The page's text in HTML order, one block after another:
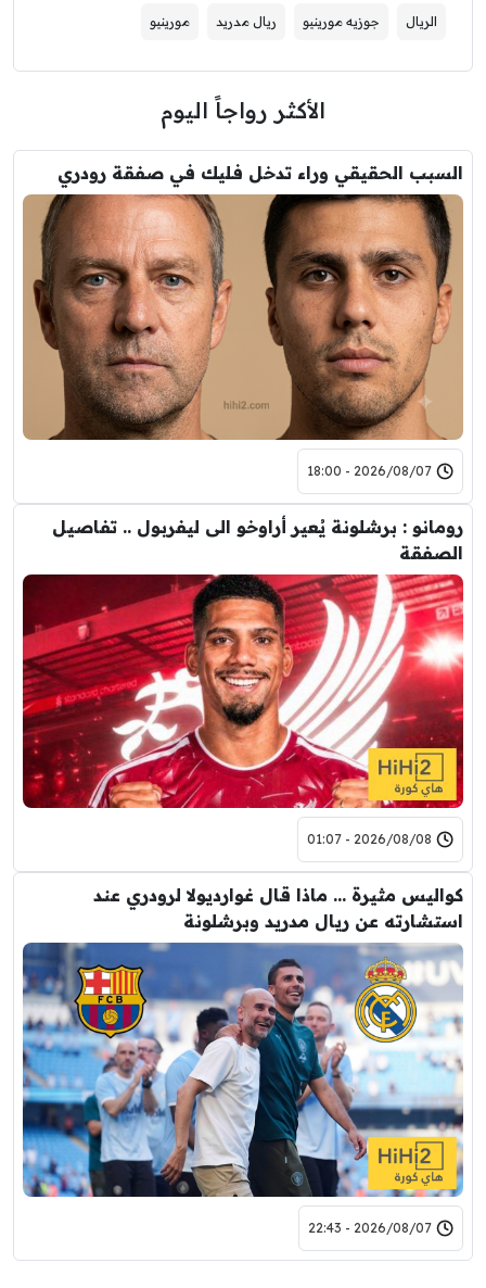
الريال جوزيه مورينيو ريال مدريد مورينيو
الأكثر رواجاً اليوم
السبب الحقيقي وراء تدخل فليك في صفقة رودري
2026/08/07 - 18:00
رومانو : برشلونة يُعير أراوخو الى ليفربول .. تفاصيل
الصفقة
2026/08/08 - 01:07
كواليس مثيرة … ماذا قال غوارديولا لرودري عند
استشارته عن ريال مدريد وبرشلونة
2026/08/07 - 22:43